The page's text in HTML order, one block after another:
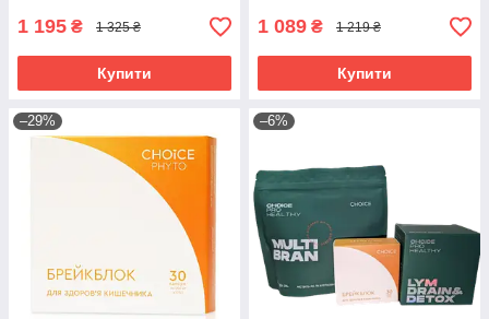
1 195 ₴ 1 325 ₴
Купити
1 089 ₴ 1 219 ₴
Купити
–29% –6%